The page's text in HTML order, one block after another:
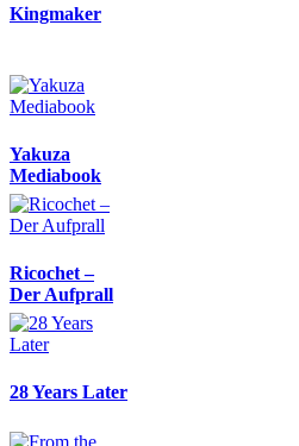
Kingmaker
Yakuza
Mediabook
Ricochet –
Der Aufprall
28 Years Later